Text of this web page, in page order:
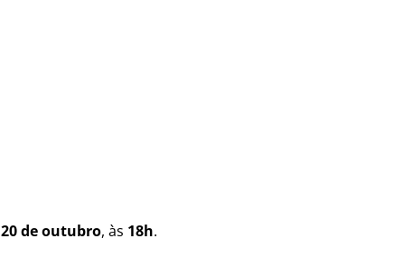
20 de outubro, às 18h.